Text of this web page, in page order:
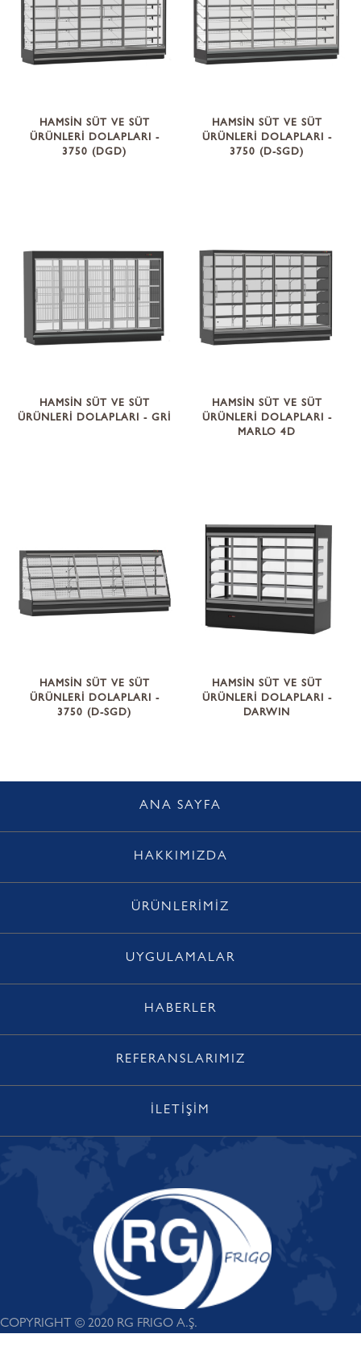
HAMSİN SÜT VE SÜT
ÜRÜNLERİ DOLAPLARI -
3750 (DGD)
HAMSİN SÜT VE SÜT
ÜRÜNLERİ DOLAPLARI -
3750 (D-SGD)
HAMSİN SÜT VE SÜT
ÜRÜNLERİ DOLAPLARI - GRİ
HAMSİN SÜT VE SÜT
ÜRÜNLERİ DOLAPLARI -
MARLO 4D
HAMSİN SÜT VE SÜT
ÜRÜNLERİ DOLAPLARI -
3750 (D-SGD)
HAMSİN SÜT VE SÜT
ÜRÜNLERİ DOLAPLARI -
DARWIN
ANA SAYFA
HAKKIMIZDA
ÜRÜNLERİMİZ
UYGULAMALAR
HABERLER
REFERANSLARIMIZ
İLETİŞİM
COPYRIGHT © 2020 RG FRIGO A.Ş.